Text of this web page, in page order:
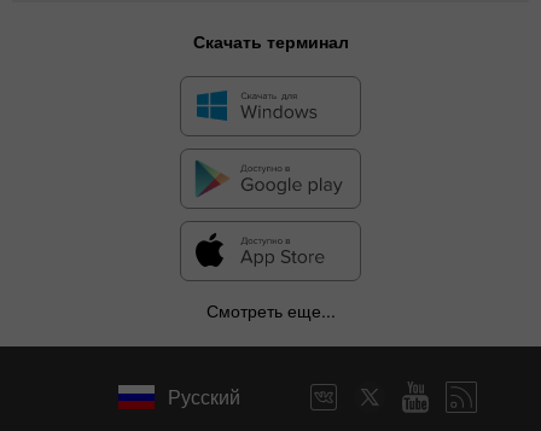
Скачать терминал
Смотреть еще...
Русский